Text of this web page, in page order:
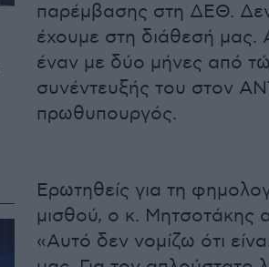
παρέμβασης στη ΔΕΘ.
έχουμε στη διάθεσή μας.
έναν με δύο μήνες από
συνέντευξής του στον
πρωθυπουργός.
Ερωτηθείς για τη
μισθού, ο κ. Μητσοτάκης
«Αυτό δεν νομίζω ότι